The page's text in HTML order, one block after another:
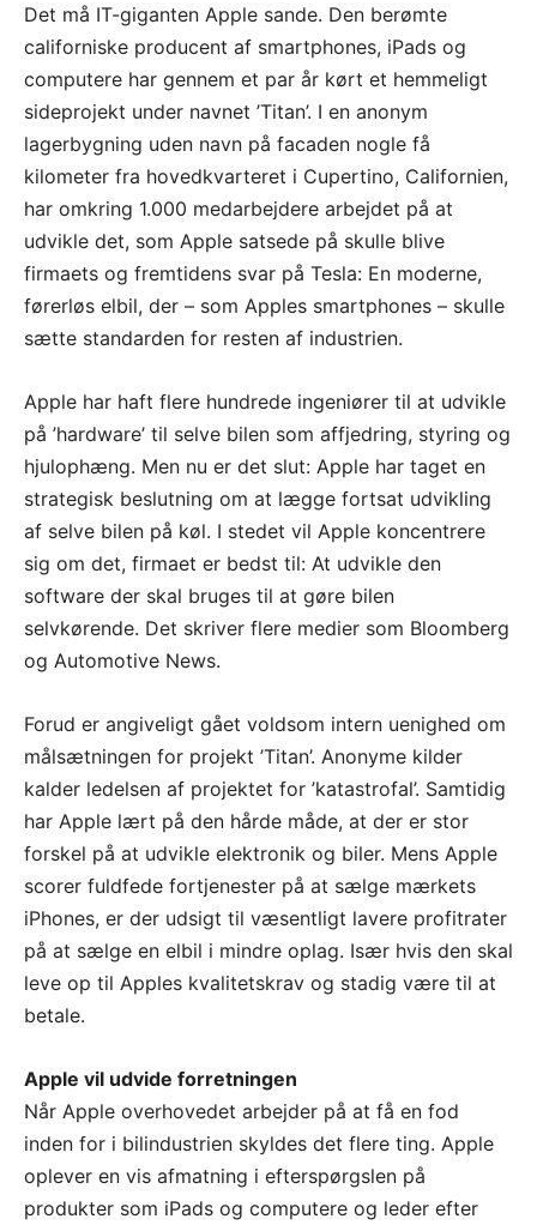
Det må IT-giganten Apple sande. Den berømte
californiske producent af smartphones, iPads og
computere har gennem et par år kørt et hemmeligt
sideprojekt under navnet ’Titan’. I en anonym
lagerbygning uden navn på facaden nogle få
kilometer fra hovedkvarteret i Cupertino, Californien,
har omkring 1.000 medarbejdere arbejdet på at
udvikle det, som Apple satsede på skulle blive
firmaets og fremtidens svar på Tesla: En moderne,
førerløs elbil, der – som Apples smartphones – skulle
sætte standarden for resten af industrien.
Apple har haft flere hundrede ingeniører til at udvikle
på ’hardware’ til selve bilen som affjedring, styring og
hjulophæng. Men nu er det slut: Apple har taget en
strategisk beslutning om at lægge fortsat udvikling
af selve bilen på køl. I stedet vil Apple koncentrere
sig om det, firmaet er bedst til: At udvikle den
software der skal bruges til at gøre bilen
selvkørende. Det skriver flere medier som Bloomberg
og Automotive News.
Forud er angiveligt gået voldsom intern uenighed om
målsætningen for projekt ’Titan’. Anonyme kilder
kalder ledelsen af projektet for ’katastrofal’. Samtidig
har Apple lært på den hårde måde, at der er stor
forskel på at udvikle elektronik og biler. Mens Apple
scorer fuldfede fortjenester på at sælge mærkets
iPhones, er der udsigt til væsentligt lavere profitrater
på at sælge en elbil i mindre oplag. Især hvis den skal
leve op til Apples kvalitetskrav og stadig være til at
betale.
Apple vil udvide forretningen
Når Apple overhovedet arbejder på at få en fod
inden for i bilindustrien skyldes det flere ting. Apple
oplever en vis afmatning i efterspørgslen på
produkter som iPads og computere og leder efter